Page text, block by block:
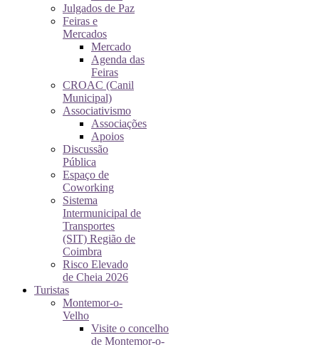
Julgados de Paz
Feiras e
Mercados
Mercado
Agenda das
Feiras
CROAC (Canil
Municipal)
Associativismo
Associações
Apoios
Discussão
Pública
Espaço de
Coworking
Sistema
Intermunicipal de
Transportes
(SIT) Região de
Coimbra
Risco Elevado
de Cheia 2026
Turistas
Montemor-o-
Velho
Visite o concelho
de Montemor-o-